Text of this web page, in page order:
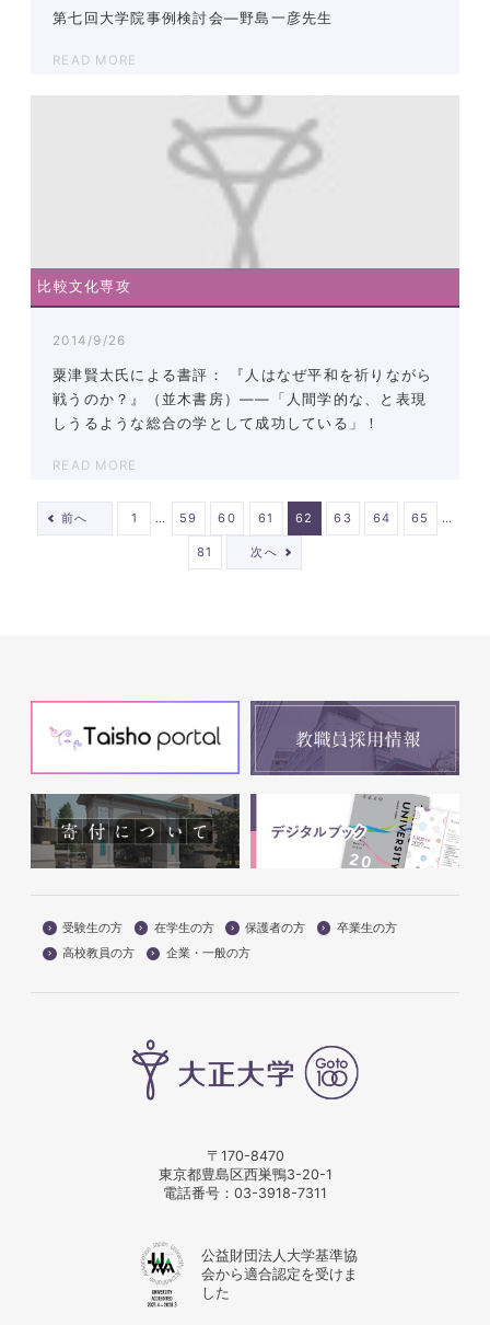
第七回大学院事例検討会―野島一彦先生
READ MORE
比較文化専攻
2014/9/26
粟津賢太氏による書評： 『人はなぜ平和を祈りながら
戦うのか？』（並木書房）――「人間学的な、と表現
しうるような総合の学として成功している」！
READ MORE
前へ 1 … 59 60 61 62 63 64 65 …
81 次へ
受験生の方 在学生の方 保護者の方
卒業生の方
高校教員の方
企業・一般の方
〒170-8470
東京都豊島区西巣鴨3-20-1
電話番号： 03-3918-7311
公益財団法人大学基準協
会から適合認定を受けま
した